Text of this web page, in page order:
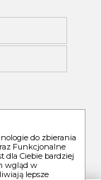
do zbierania
Funkcjonalne
dla Ciebie bardziej
wgląd w
lepsze